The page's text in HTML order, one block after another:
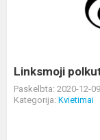
Linksmoji
Paskelbta: 2020-12-09
Kategorija: Kvietimai